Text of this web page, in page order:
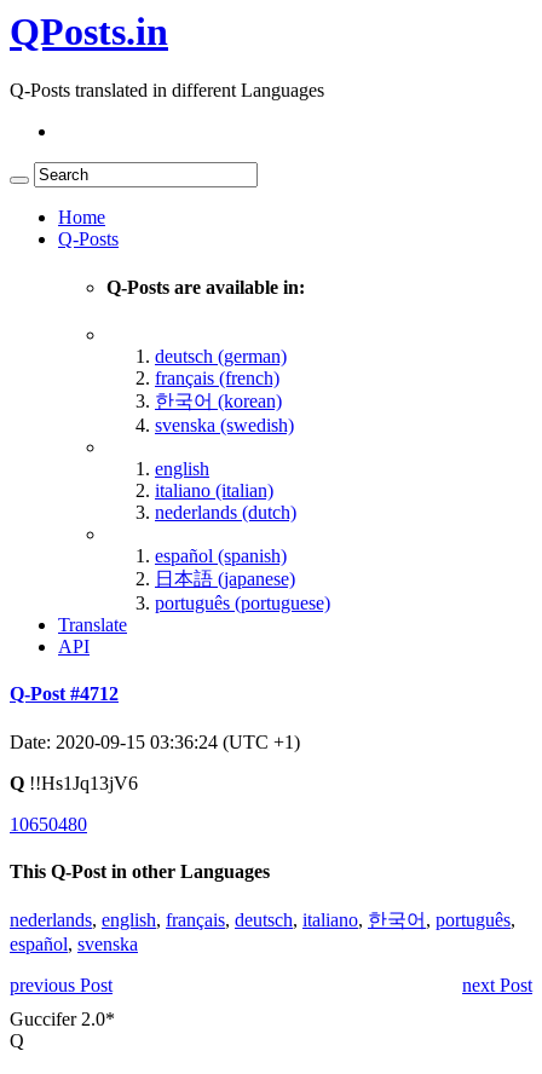
QPosts.in
Q-Posts translated in different Languages
Home
Q-Posts
Q-Posts are available in:
deutsch (german)
français (french)
한국어 (korean)
svenska (swedish)
english
italiano (italian)
nederlands (dutch)
español (spanish)
日本語 (japanese)
português (portuguese)
Translate
API
Q-Post #4712
Date: 2020-09-15 03:36:24 (UTC +1)
Q !!Hs1Jq13jV6
10650480
This Q-Post in other Languages
nederlands, english, français, deutsch, italiano, 한국어 , português,
español, svenska
previous Post
next Post
Guccifer 2.0*
Q